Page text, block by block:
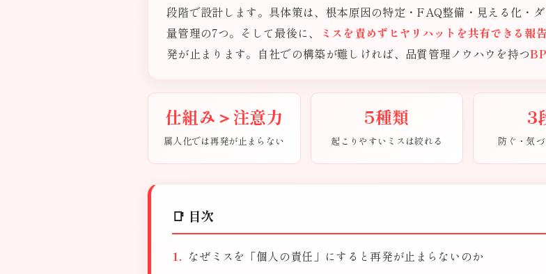
段階で設計します。具体策は、根本原因の特定・FAQ整備・見える化・
量管理の7つ。そして最後に、
ミスを責めずヒヤリハットを共有できる報
発が止まります。自社での構築が難しければ、品質管理ノウハウを持つ
仕組み＞注意力
属人化では再発が止まらない
5種類
起こりやすいミスは絞れる
3
防ぐ・気
📑 目次
なぜミスを「個人の責任」にすると再発が止まらないのか